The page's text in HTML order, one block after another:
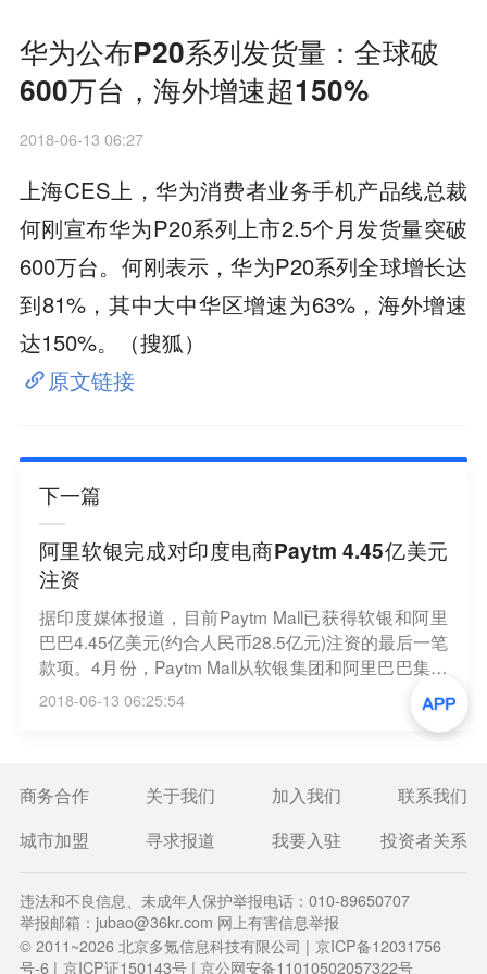
华为公布P20系列发货量：全球破
600万台，海外增速超150%
2018-06-13 06:27
上海CES上，华为消费者业务手机产品线总裁
何刚宣布华为P20系列上市2.5个月发货量突破
600万台。何刚表示，华为P20系列全球增长达
到81%，其中大中华区增速为63%，海外增速
达150%。（搜狐）
原文链接
下一篇
阿里软银完成对印度电商Paytm 4.45亿美元
注资
据印度媒体报道，目前Paytm Mall已获得软银和阿里
巴巴4.45亿美元(约合人民币28.5亿元)注资的最后一笔
款项。4月份，Paytm Mall从软银集团和阿里巴巴集团
旗下子公司阿里巴巴新加坡电子商务公司获得了4.45
亿美元的融资。此次融资分四批进行，目前Paytm已
2018-06-13 06:25:54
商务合作 关于我们 加入我们
联系我们
城市加盟
寻求报道 我要入驻 投资者关系
违法和不良信息、未成年人保护举报电话：010-89650707
举报邮箱：jubao@36kr.com 网上有害信息举报
© 2011~2026北京多氪信息科技有限公司 | 京ICP备12031756
号-6 | 京ICP证150143号 | 京公网安备11010502057322号